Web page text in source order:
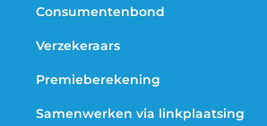
Consumentenbond
Verzekeraars
Premieberekening
Samenwerken via linkplaatsing